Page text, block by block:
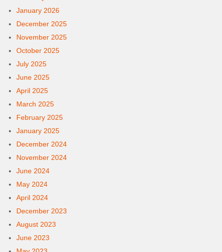
January 2026
December 2025
November 2025
October 2025
July 2025
June 2025
April 2025
March 2025
February 2025
January 2025
December 2024
November 2024
June 2024
May 2024
April 2024
December 2023
August 2023
June 2023